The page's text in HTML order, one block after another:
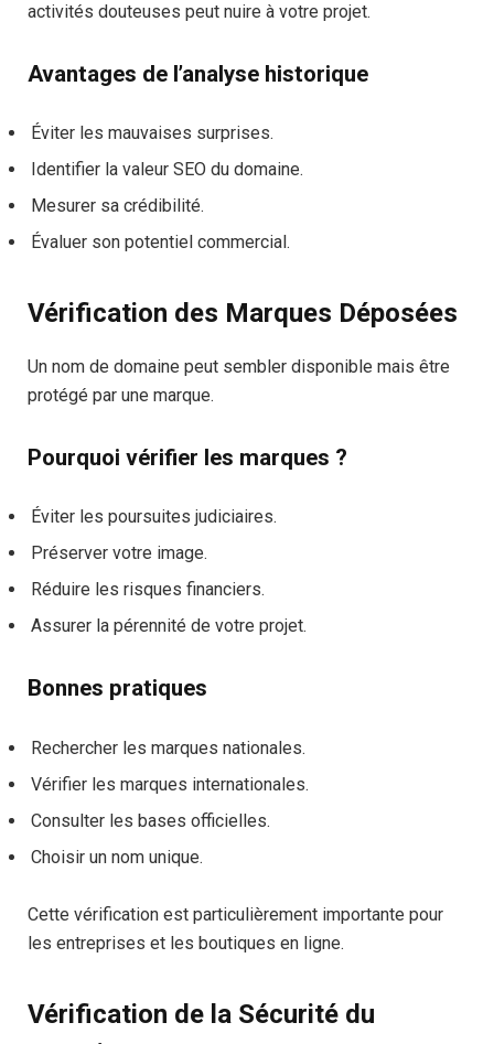
activités douteuses peut nuire à votre projet.
Avantages de l’analyse historique
Éviter les mauvaises surprises.
Identifier la valeur SEO du domaine.
Mesurer sa crédibilité.
Évaluer son potentiel commercial.
Vérification des Marques Déposées
Un nom de domaine peut sembler disponible mais être
protégé par une marque.
Pourquoi vérifier les marques ?
Éviter les poursuites judiciaires.
Préserver votre image.
Réduire les risques financiers.
Assurer la pérennité de votre projet.
Bonnes pratiques
Rechercher les marques nationales.
Vérifier les marques internationales.
Consulter les bases officielles.
Choisir un nom unique.
Cette vérification est particulièrement importante pour
les entreprises et les boutiques en ligne.
Vérification de la Sécurité du